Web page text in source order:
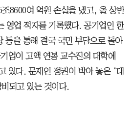
8600여 억원 손실을 냈고, 올 상반
영업 적자를 기록했다. 공기업인 한
등을 통해 결국 국민 부담으로 돌아
업이 고액 연봉 교수진의 대학에
있다. 문재인 정권이 박아 놓은 ‘대
되고 있는 것이다.